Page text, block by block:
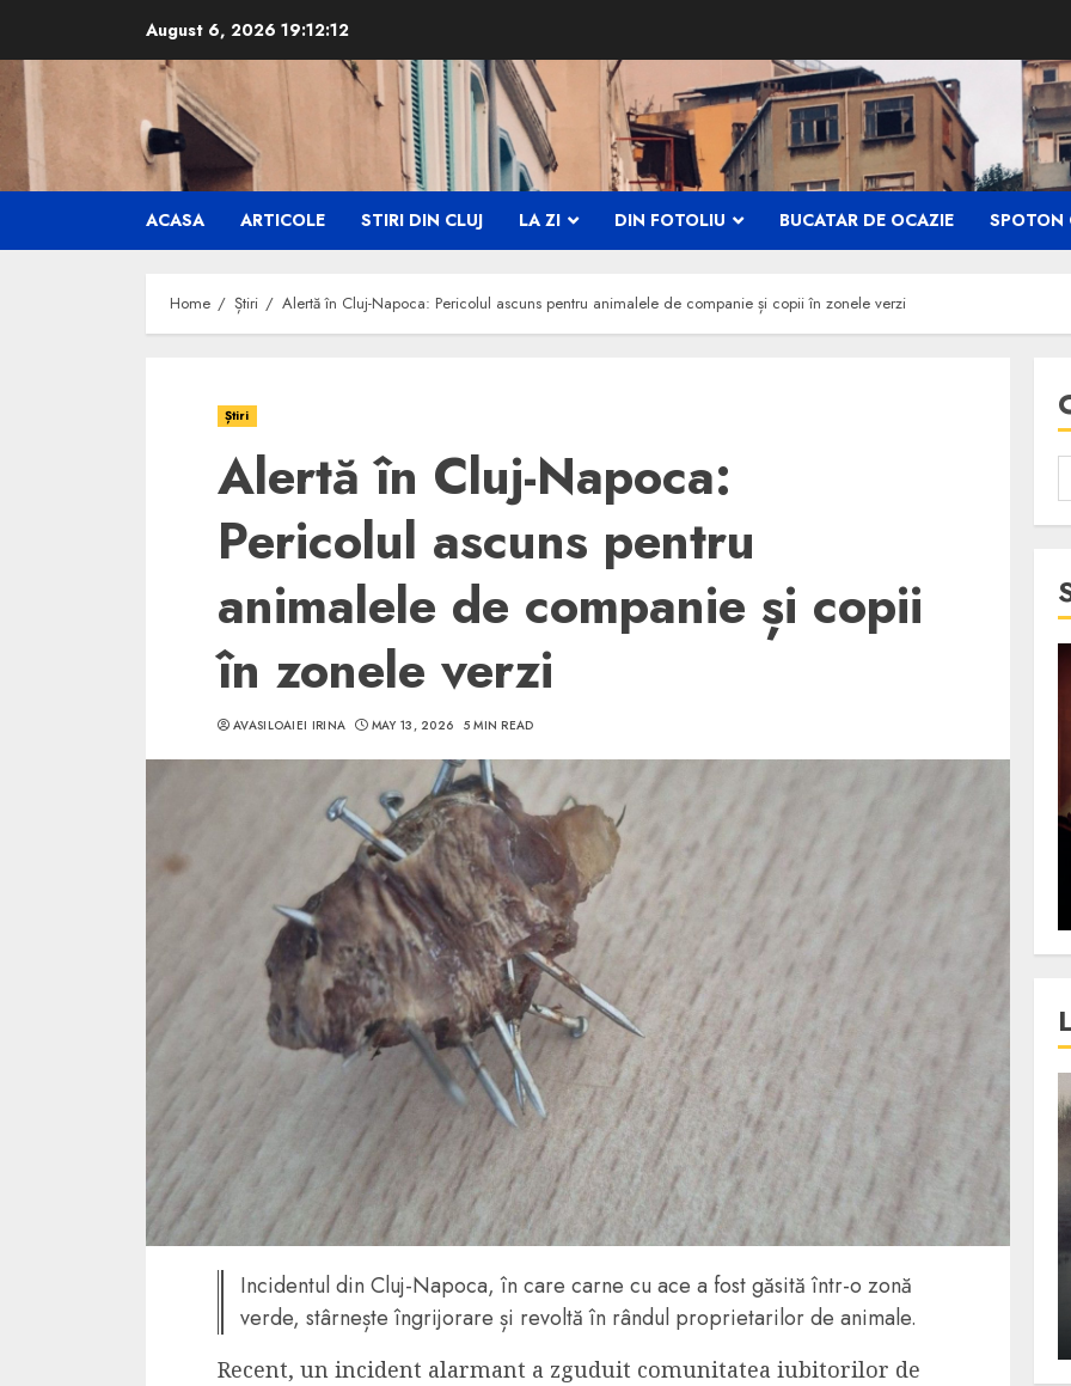
content
August 6, 2026 19:12:13
ACASA ARTICOLE STIRI DIN CLUJ LA ZI DIN FOTOLIU BUCATAR DE OCAZIE SPOTON
Home Știri Alertă în Cluj-Napoca: Pericolul ascuns pentru animalele de companie și copii în zonele verzi
Știri
Alertă în Cluj-Napoca:
Pericolul ascuns pentru
animalele de companie și copii
în zonele verzi
AVASILOAIEI IRINA MAY 13, 2026 5 MIN READ
Incidentul din Cluj-Napoca, în care carne cu ace a fost găsită într-o zonă
verde, stârnește îngrijorare și revoltă în rândul proprietarilor de animale.
Recent, un incident alarmant a zguduit comunitatea iubitorilor de
5 min read
SpotOn Cluj
Ce poti vizita in jurul
Clujului cand te afli intr-un
weekend prelungit in
“Orasul Comoara”?
ALEXANDRU S. MAY 31, 2023
Festivalurile Clujului. De
ce atrage Clujul tinerii si
pe cei mai in varsta an de
an?
DECEMBER 13, 2023
4 min read
La zi
Razboiul din Gaza, scanteia
Mijlociu?
ALEXANDRU S. NOVEMBER 1, 2023
3 min read
Stiinta
Lumina ar putea contribui
natura
ALEXANDRU S.